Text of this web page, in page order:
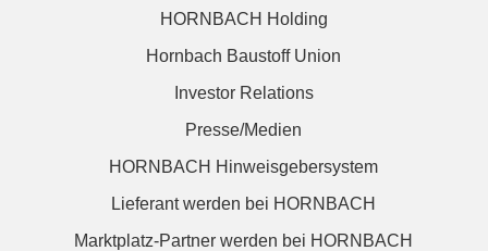
HORNBACH Holding
Hornbach Baustoff Union
Investor Relations
Presse/Medien
HORNBACH Hinweisgebersystem
Lieferant werden bei HORNBACH
Marktplatz-Partner werden bei HORNBACH